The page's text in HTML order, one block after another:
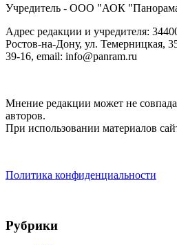
Учредитель - ООО "АОК
Адрес редакции и учредителя:
Ростов-на-Дону, ул. Темерницкая,
39-16, email: info@panram.ru
Мнение редакции может не
авторов.
При использовании материалов
Политика конфиденциальности
Рубрики